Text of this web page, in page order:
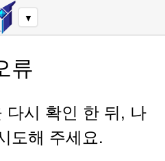
▼
류
다시 확인 한 뒤, 나
도해 주세요.